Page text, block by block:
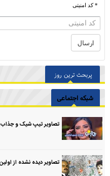
* کد امنیتی
پربحث ترین روز
شبکه اجتماعی
تصاویر تیپ شیک و جذاب
تصاویر دیده نشده از